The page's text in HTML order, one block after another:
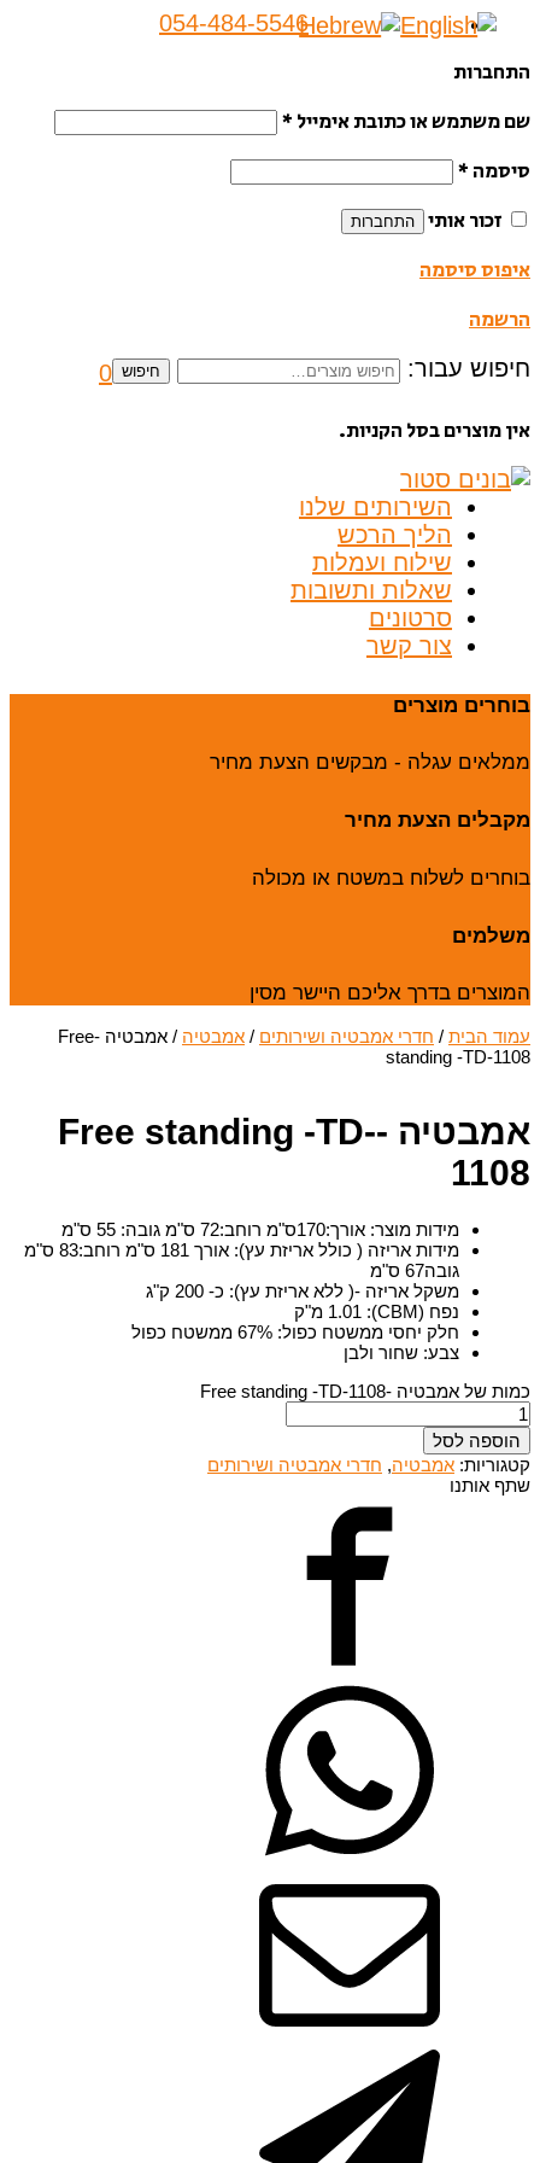
054-484-5546
התחברות
שם משתמש או כתובת אימייל *
סיסמה *
זכור אותי
התחברות
איפוס סיסמה
הרשמה
חיפוש עבור: חיפוש 0
אין מוצרים בסל הקניות.
השירותים שלנו
הליך הרכש
שילוח ועמלות
שאלות ותשובות
סרטונים
צור קשר
בוחרים מוצרים
ממלאים עגלה - מבקשים הצעת מחיר
מקבלים הצעת מחיר
בוחרים לשלוח במשטח או מכולה
משלמים
המוצרים בדרך אליכם היישר מסין
עמוד הבית / חדרי אמבטיה ושירותים / אמבטיה
/ אמבטיה -Free
standing -TD-1108
אמבטיה -Free standing -TD-
1108
מידות מוצר: אורך:170ס"מ רוחב:72 ס"מ גובה: 55 ס"מ
מידות אריזה ( כולל אריזת עץ):
אורך 181 ס"מ רוחב:83 ס"מ
גובה67 ס"מ
משקל אריזה -( ללא אריזת עץ): כ- 200 ק"ג
נפח (CBM)
: 1.01 מ"ק
חלק יחסי ממשטח כפול: 67% ממשטח כפול
צבע: שחור ולבן
כמות של אמבטיה -Free standing -TD-1108
הוספה לסל
קטגוריות: אמבטיה, חדרי אמבטיה ושירותים
שתף אותנו